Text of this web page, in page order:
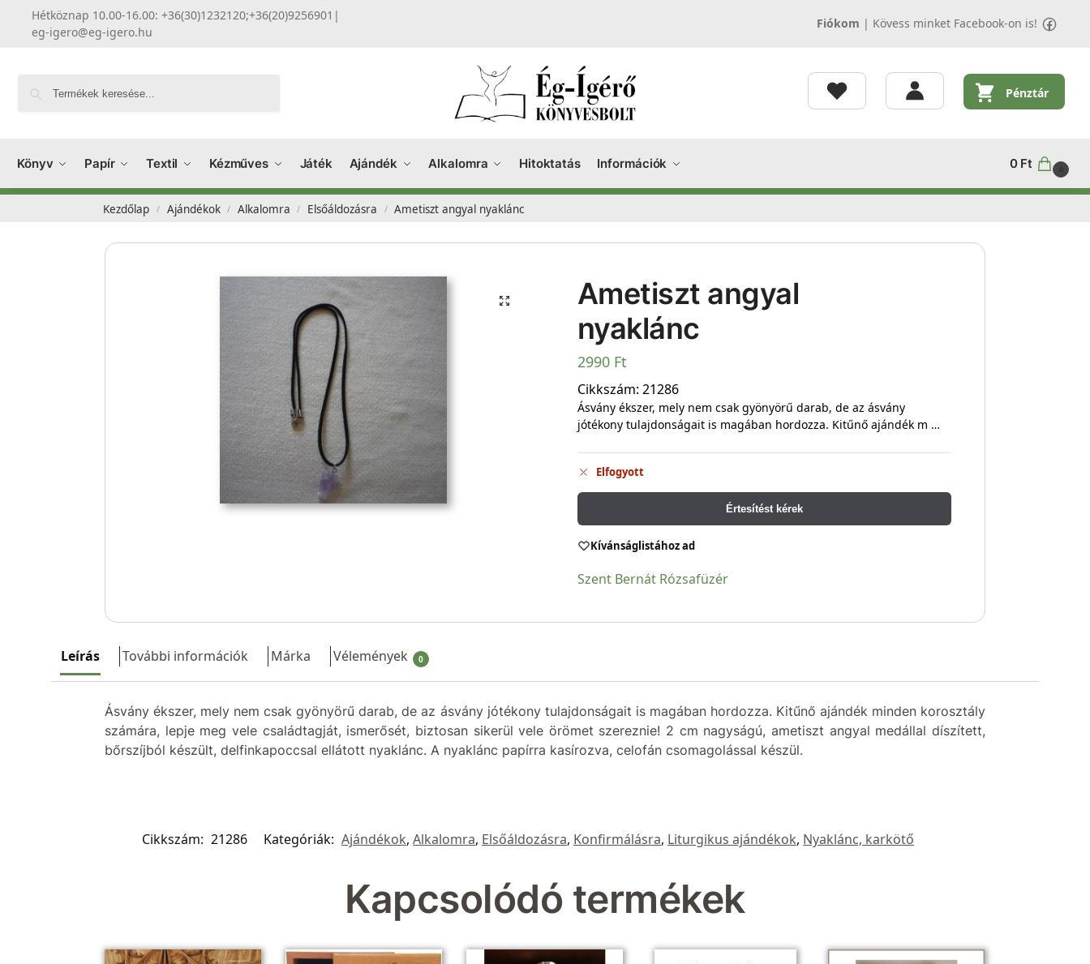
Hétköznap 10.00-16.00: +36(30)1232120;+36(20)9256901 |
eg-igero@eg-igero.hu
Fiókom | Kövess minket Facebook-on is!
Pénztár
Könyv Papír Textil Kézműves Játék Ajándék Alkalomra Hitoktatás Információk 0 Ft 0
Kezdőlap / Ajándékok / Alkalomra / Elsőáldozásra / Ametiszt angyal nyaklánc
Ametiszt angyal
nyaklánc
2990 Ft
Cikkszám: 21286
Ásvány ékszer, mely nem csak gyönyörű darab, de az ásvány
jótékony tulajdonságait is magában hordozza. Kitűnő ajándék m …
Elfogyott
Értesítést kérek
Kívánságlistához ad
Szent Bernát Rózsafüzér
Leírás További információk Márka Vélemények 0
Ásvány ékszer, mely nem csak gyönyörű darab, de az ásvány jótékony tulajdonságait is magában hordozza. Kitűnő ajándék minden korosztály
számára, lepje meg vele családtagját, ismerősét, biztosan sikerül vele örömet szereznie! 2 cm nagyságú, ametiszt angyal medállal díszített,
bőrszíjból készült, delfinkapoccsal ellátott nyaklánc. A nyaklánc papírra kasírozva, celofán csomagolással készül.
Cikkszám: 21286 Kategóriák: Ajándékok,Alkalomra, Elsőáldozásra, Konfirmálásra, Liturgikus ajándékok, Nyaklánc, karkötő
Kapcsolódó termékek